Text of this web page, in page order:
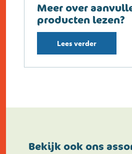
Meer over
producten lezen?
Lees verder
Bekijk ook ons